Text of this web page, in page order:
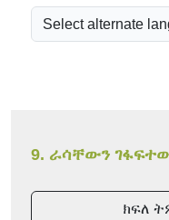
9. ራሳቸውን
ክፍለ